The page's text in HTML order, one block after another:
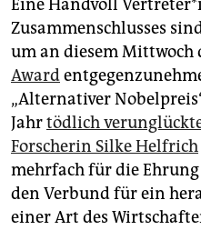
Eine Handvoll
Zusammenschlusses
um an diesem Mittwoch
Award
„Alternativer
Jahrtödlich
Forscherin Silke Helfrich
mehrfach für die
den Verbund für ein
einer Art des